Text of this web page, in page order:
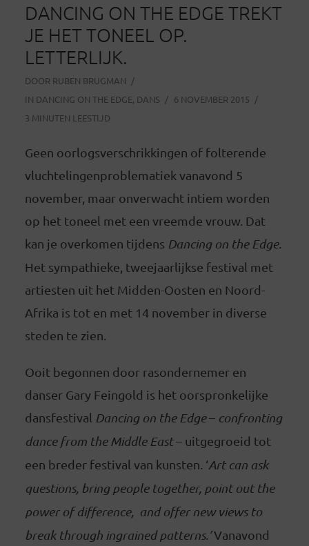
DANCING ON THE EDGE TREKT
JE HET TONEEL OP.
LETTERLIJK.
DOOR RUBEN BRUGMAN
IN DANCING ON THE EDGE, DANS
6 NOVEMBER 2015
3 MINUTEN LEESTIJD
Geen oorlogsverschrikkingen of folterende
vluchtelingenproblematiek vanavond 5
november, maar onverwacht intiem worden
op het toneel met een vreemde vrouw. Dat
kan je overkomen tijdens Dancing on the Edge.
Het sympathieke, tweejaarlijkse festival met
artiesten uit het Midden-Oosten en Noord-
Afrika is tot en met 14 november in diverse
steden te zien.
Ooit begonnen door rasondernemer en
danser Gary Feingold is het oorspronkelijke
dansfestival Dancing on the Edge– confronting
dance from the Middle East– uitgegroeid tot
een breder festival van kunsten. ‘Art can ask
questions, bring people together, point out the
power of difference, and offer new views to
break through ingrained patterns.’Vanavond